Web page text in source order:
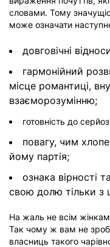
словами. Тому
може означати
довговічні
гармонійний
місце романтиці,
взаєморозумінню;
готовність до
повагу, чим
йому партія;
ознака вірності
свою долю тільки з
На жаль не всім
Так чому ж вам не
власниць такого